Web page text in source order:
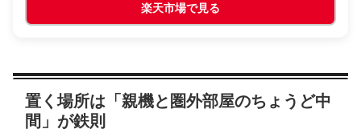
楽天市場で見る
置く場所は「親機と圏外部屋のちょうど中
間」が鉄則